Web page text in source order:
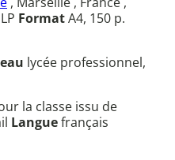
FormatA4, 150 p.
lycée professionnel,
la classe issu de
Languefrançais